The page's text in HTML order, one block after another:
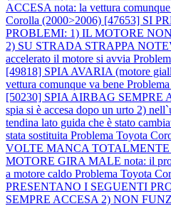
ACCESA nota: la vettura
Corolla (2000>2006) [47653] SI
PROBLEMI: 1) IL MOTORE
2) SU STRADA STRAPPA
accelerato il motore si avvia
[49818] SPIA AVARIA (motore
vettura comunque va bene
[50230] SPIA AIRBAG SEMPRE
spia si è accesa dopo un urto 2)
tendina lato guida che è stato
stata sostituita Problema Toyota
VOLTE MANCA
MOTORE GIRA MALE nota: il
a motore caldo Problema Toyota
PRESENTANO I SEGUENTI
SEMPRE ACCESA 2) NON